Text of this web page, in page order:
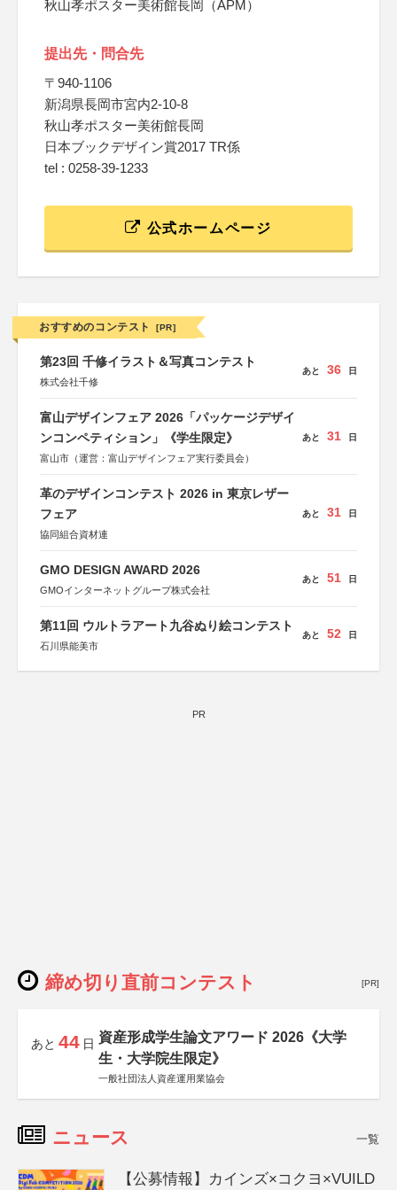
秋山孝ポスター美術館長岡（APM）
提出先・問合先
〒940-1106
新潟県長岡市宮内2-10-8
秋山孝ポスター美術館長岡
日本ブックデザイン賞2017 TR係
tel : 0258-39-1233
公式ホームページ
おすすめのコンテスト [PR]
第23回 千修イラスト＆写真コンテスト
株式会社千修
あと 36 日
富山デザインフェア 2026「パッケージデザイ
ンコンペティション」《学生限定》
富山市（運営：富山デザインフェア実行委員会）
あと 31 日
革のデザインコンテスト 2026 in 東京レザー
フェア
協同組合資材連
あと 31 日
GMO DESIGN AWARD 2026
GMOインターネットグループ株式会社
あと 51 日
第11回 ウルトラアート九谷ぬり絵コンテスト
石川県能美市
あと 52 日
PR
締め切り直前コンテスト [PR]
あと 44 日 資産形成学生論文アワード 2026《大学
生・大学院生限定》
一般社団法人資産運用業協会
ニュース 一覧
【公募情報】カインズ×コクヨ×VUILD